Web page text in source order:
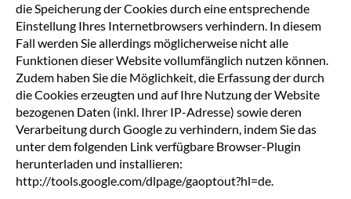
die Speicherung der Cookies durch eine entsprechende
Einstellung Ihres Internetbrowsers verhindern. In diesem
Fall werden Sie allerdings möglicherweise nicht alle
Funktionen dieser Website vollumfänglich nutzen können.
Zudem haben Sie die Möglichkeit, die Erfassung der durch
die Cookies erzeugten und auf Ihre Nutzung der Website
bezogenen Daten (inkl. Ihrer IP-Adresse) sowie deren
Verarbeitung durch Google zu verhindern, indem Sie das
unter dem folgenden Link verfügbare Browser-Plugin
herunterladen und installieren:
http://tools.google.com/dlpage/gaoptout?hl=de.